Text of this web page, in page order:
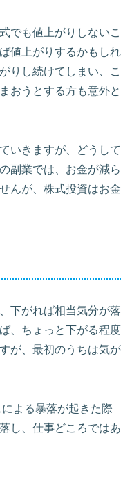
でも値上がりしないこ
値上がりするかもしれ
りし続けてしまい、こ
おうとする方も意外と
いきますが、どうして
副業では、お金が減ら
んが、株式投資はお金
下がれば相当気分が落
、ちょっと下がる程度
が、最初のうちは気が
よる暴落が起きた際
し、仕事どころではあ